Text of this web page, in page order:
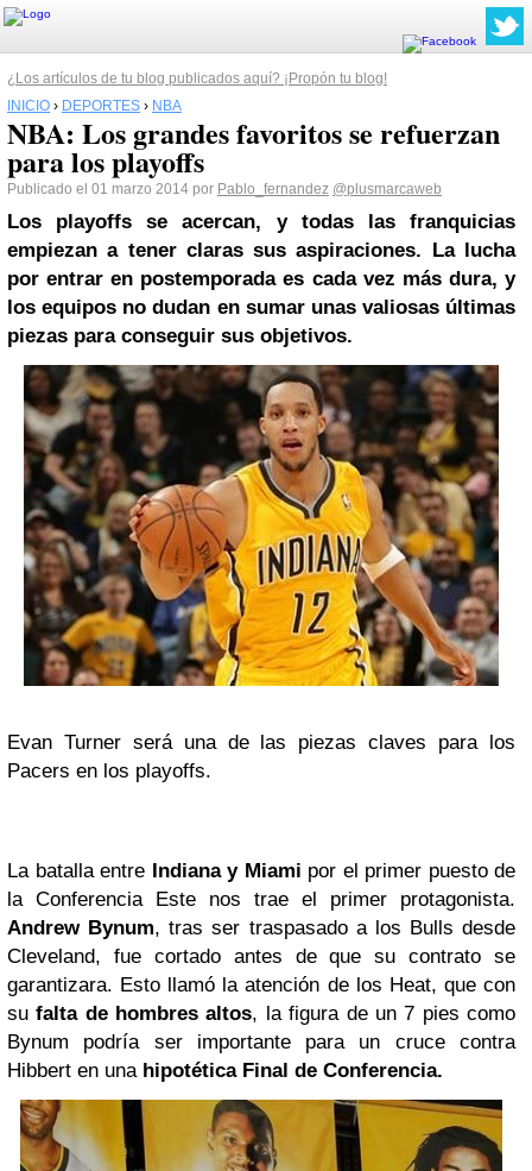
¿Los artículos de tu blog publicados aquí? ¡Propón tu blog!
INICIO › DEPORTES › NBA
NBA: Los grandes favoritos se refuerzan
para los playoffs
Publicado el 01 marzo 2014 por Pablo_fernandez @plusmarcaweb
Los playoffs se acercan, y todas las franquicias
empiezan a tener claras sus aspiraciones. La lucha
por entrar en postemporada es cada vez más dura, y
los equipos no dudan en sumar unas valiosas últimas
piezas para conseguir sus objetivos.
Evan Turner será una de las piezas claves para los
Pacers en los playoffs.
La batalla entre Indiana y Miami por el primer puesto de
la Conferencia Este nos trae el primer protagonista.
Andrew Bynum, tras ser traspasado a los Bulls desde
Cleveland, fue cortado antes de que su contrato se
garantizara. Esto llamó la atención de los Heat, que con
su falta de hombres altos, la figura de un 7 pies como
Bynum podría ser importante para un cruce contra
Hibbert en una hipotética Final de Conferencia.